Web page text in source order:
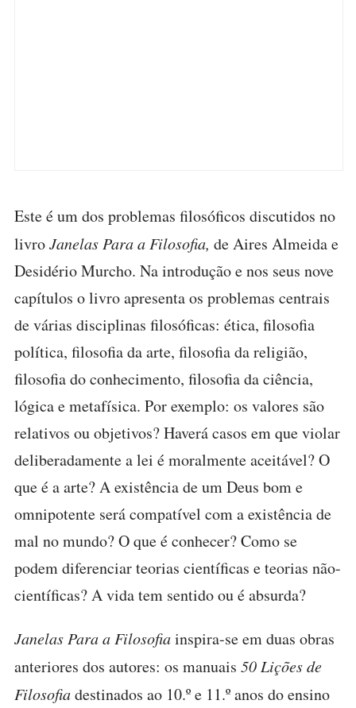
Este é um dos problemas filosóficos discutidos no
livroJanelas Para a Filosofia, de Aires Almeida e
Desidério Murcho. Na introdução e nos seus nove
capítulos o livro apresenta os problemas centrais
de várias disciplinas filosóficas: ética, filosofia
política, filosofia da arte, filosofia da religião,
filosofia do conhecimento, filosofia da ciência,
lógica e metafísica. Por exemplo: os valores são
relativos ou objetivos? Haverá casos em que violar
deliberadamente a lei é moralmente aceitável? O
que é a arte? A existência de um Deus bom e
omnipotente será compatível com a existência de
mal no mundo? O que é conhecer? Como se
podem diferenciar teorias científicas e teorias não-
científicas? A vida tem sentido ou é absurda?
Janelas Para a Filosofiainspira-se em duas obras
anteriores dos autores: os manuais 50 Lições de
Filosofiadestinados ao 10.º e 11.º anos do ensino